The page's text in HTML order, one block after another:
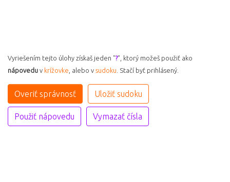
Vyriešením tejto úlohy získaš jeden "?", ktorý možeš použiť ako
nápovedu v krížovke , alebo v sudoku . Stačí byť prihlásený.